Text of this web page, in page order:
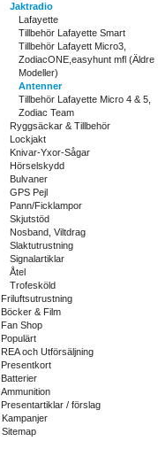
Jaktradio
Lafayette
Tillbehör Lafayette Smart
Tillbehör Lafayett Micro3,
ZodiacONE,easyhunt mfl (Äldre
Modeller)
Antenner
Tillbehör Lafayette Micro 4 & 5,
Zodiac Team
Ryggsäckar & Tillbehör
Lockjakt
Knivar-Yxor-Sågar
Hörselskydd
Bulvaner
GPS Pejl
Pann/Ficklampor
Skjutstöd
Nosband, Viltdrag
Slaktutrustning
Signalartiklar
Åtel
Trofesköld
Friluftsutrustning
Böcker & Film
Fan Shop
Populärt
REA och Utförsäljning
Presentkort
Batterier
Ammunition
Presentartiklar / förslag
Kampanjer
Sitemap